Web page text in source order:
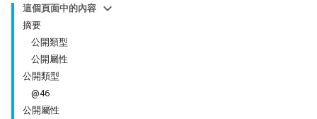
這個頁面中的內容
摘要
公開類型
公開屬性
公開類型
@46
公開屬性